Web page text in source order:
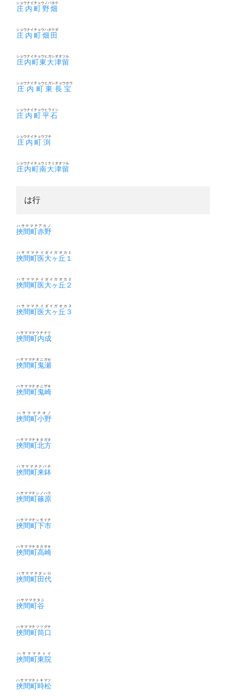
庄内町野畑
ショウナイチョウノバタケ
庄内町畑田
ショウナイチョウハタケダ
庄内町東大津留
ショウナイチョウヒガシオオツル
庄内町東長宝
ショウナイチョウヒガシチョウホウ
庄内町平石
ショウナイチョウヒライシ
庄内町渕
ショウナイチョウフチ
庄内町南大津留
ショウナイチョウミナミオオツル
は行
挾間町赤野
ハサママチアカノ
挾間町医大ヶ丘１
ハサママチイダイガオカ１
挾間町医大ヶ丘２
ハサママチイダイガオカ２
挾間町医大ヶ丘３
ハサママチイダイガオカ３
挾間町内成
ハサママチウチナリ
挾間町鬼瀬
ハサママチオニガセ
挾間町鬼崎
ハサママチオニザキ
挾間町小野
ハサママチオノ
挾間町北方
ハサママチキタガタ
挾間町来鉢
ハサママチクバチ
挾間町篠原
ハサママチシノハラ
挾間町下市
ハサママチシモイチ
挾間町高崎
ハサママチタカサキ
挾間町田代
ハサママチタシロ
挾間町谷
ハサママチタニ
挾間町筒口
ハサママチツツグチ
挾間町東院
ハサママチトイ
挾間町時松
ハサママチトキマツ